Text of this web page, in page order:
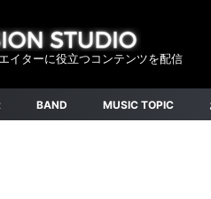
イターに役立つコンテンツを配信
BAND MUSIC TOPIC